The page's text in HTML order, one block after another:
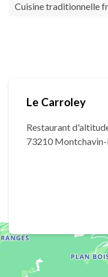
Cuisine traditionnelle
Le Carroley
Restaurant
73210 Montchavin-